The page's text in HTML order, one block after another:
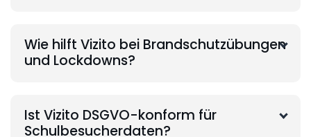
Wie hilft Vizito bei Brandschutzübungen
und Lockdowns?
Ist Vizito DSGVO-konform für
Schulbesucherdaten?